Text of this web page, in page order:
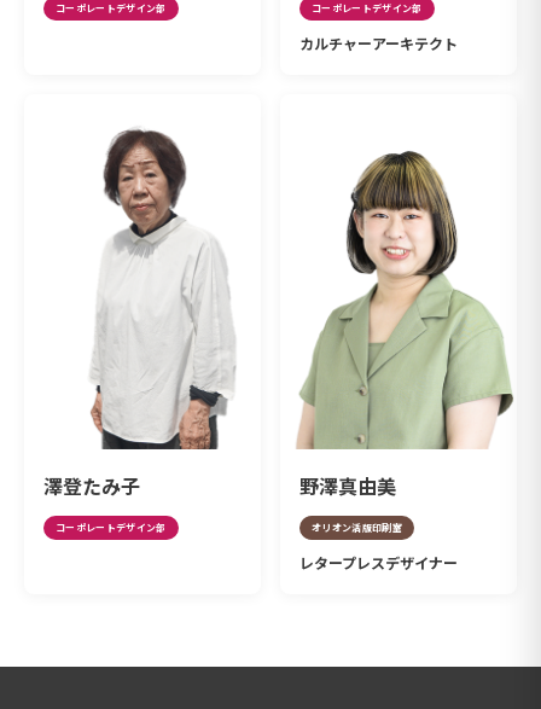
コーポレートデザイン部 コーポレートデザイン部
カルチャーアーキテクト
澤登たみ子
コーポレートデザイン部
野澤真由美
オリオン活版印刷室
レタープレスデザイナー